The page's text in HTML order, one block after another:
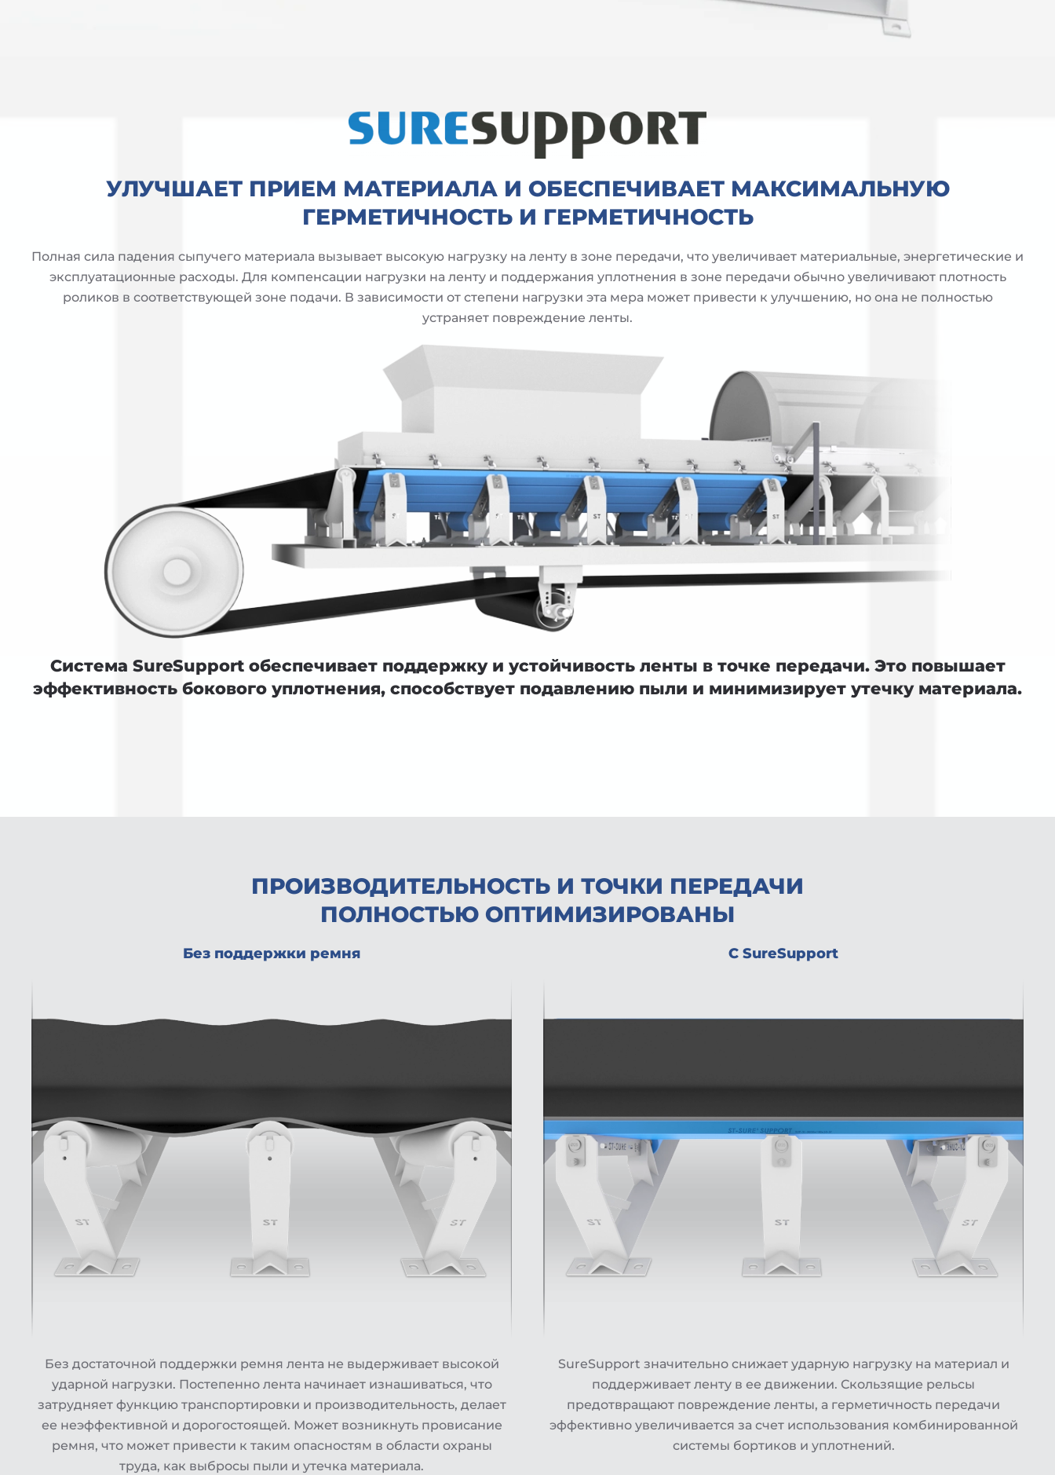
УЛУЧШАЕТ ПРИЕМ МАТЕРИАЛА И ОБЕСПЕЧИВАЕТ МАКСИМАЛЬНУЮ
ГЕРМЕТИЧНОСТЬ И ГЕРМЕТИЧНОСТЬ
Полная сила падения сыпучего материала вызывает высокую нагрузку на ленту в зоне передачи, что увеличивает материальные, энергетические и
эксплуатационные расходы. Для компенсации нагрузки на ленту и поддержания уплотнения в зоне передачи обычно увеличивают плотность
роликов в соответствующей зоне подачи. В зависимости от степени нагрузки эта мера может привести к улучшению, но она не полностью
устраняет повреждение ленты.
Система SureSupport обеспечивает поддержку и устойчивость ленты в точке передачи. Это повышает
эффективность бокового уплотнения, способствует подавлению пыли и минимизирует утечку материала.
ПРОИЗВОДИТЕЛЬНОСТЬ И ТОЧКИ ПЕРЕДАЧИ
ПОЛНОСТЬЮ ОПТИМИЗИРОВАНЫ
Без поддержки ремня
Без достаточной поддержки ремня лента не выдерживает высокой
ударной нагрузки. Постепенно лента начинает изнашиваться, что
затрудняет функцию транспортировки и производительность, делает
ее неэффективной и дорогостоящей. Может возникнуть провисание
ремня, что может привести к таким опасностям в области охраны
труда, как выбросы пыли и утечка материала.
С SureSupport
SureSupport значительно снижает ударную нагрузку на материал и
поддерживает ленту в ее движении. Скользящие рельсы
предотвращают повреждение ленты, а герметичность передачи
эффективно увеличивается за счет использования комбинированной
системы бортиков и уплотнений.